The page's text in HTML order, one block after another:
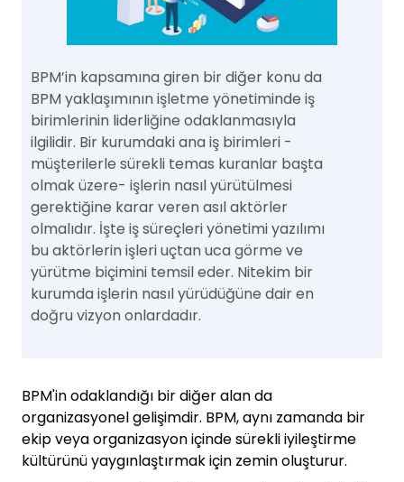
BPM’in kapsamına giren bir diğer konu da
BPM yaklaşımının işletme yönetiminde iş
birimlerinin liderliğine odaklanmasıyla
ilgilidir. Bir kurumdaki ana iş birimleri -
müşterilerle sürekli temas kuranlar başta
olmak üzere- işlerin nasıl yürütülmesi
gerektiğine karar veren asıl aktörler
olmalıdır. İşte iş süreçleri yönetimi yazılımı
bu aktörlerin işleri uçtan uca görme ve
yürütme biçimini temsil eder. Nitekim bir
kurumda işlerin nasıl yürüdüğüne dair en
doğru vizyon onlardadır.
BPM'in odaklandığı bir diğer alan da
organizasyonel gelişimdir. BPM, aynı zamanda bir
ekip veya organizasyon içinde sürekli iyileştirme
kültürünü yaygınlaştırmak için zemin oluşturur.